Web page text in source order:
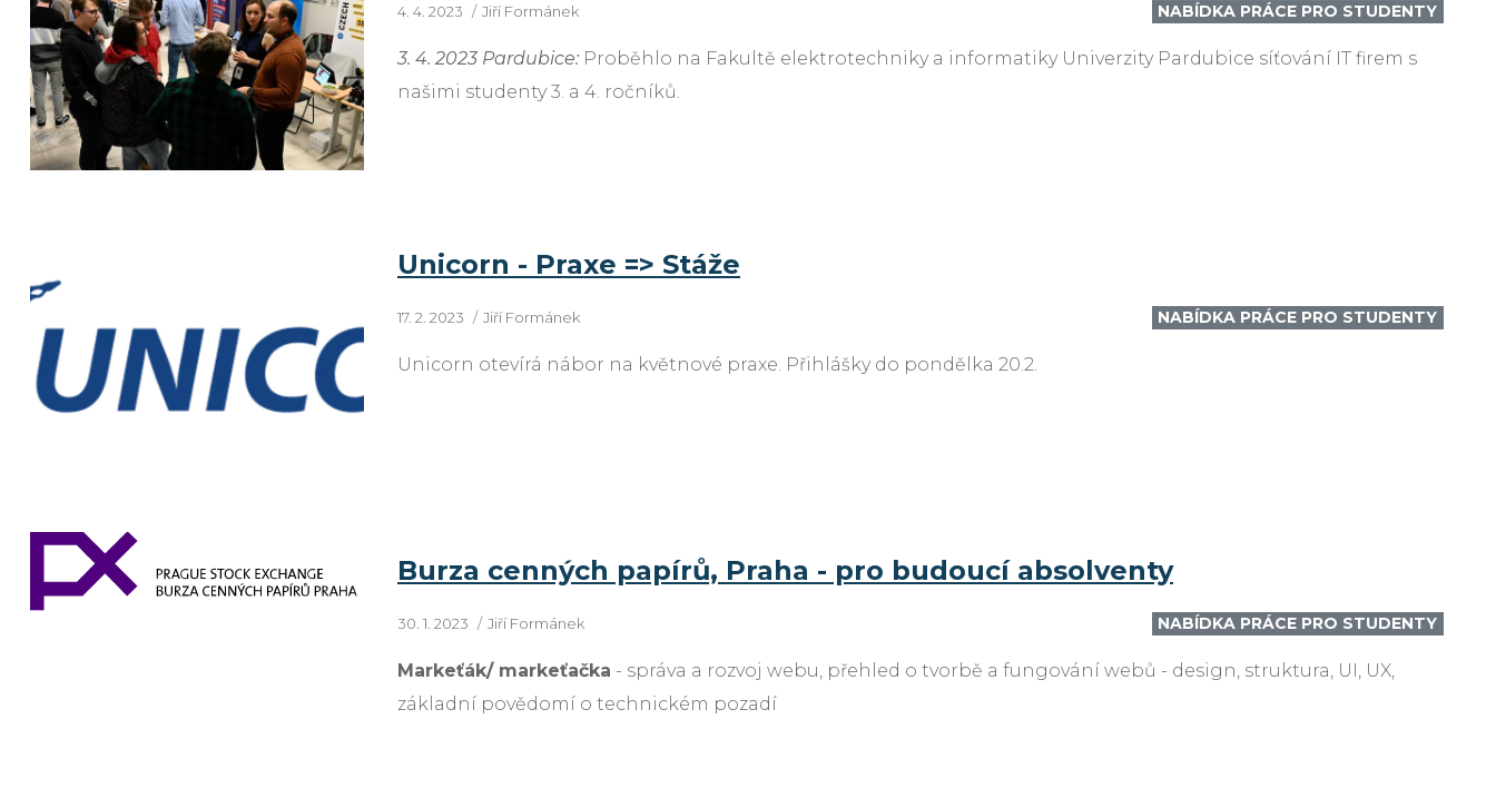
4. 4. 2023 Jiří Formánek NABÍDKA PRÁCE PRO STUDENTY
3. 4. 2023 Pardubice: Proběhlo na Fakultě elektrotechniky a informatiky Univerzity Pardubice síťování IT firem s
našimi studenty 3. a 4. ročníků.
Unicorn - Praxe => Stáže
17. 2. 2023 Jiří Formánek NABÍDKA PRÁCE PRO STUDENTY
Unicorn otevírá nábor na květnové praxe. Přihlášky do pondělka 20.2.
Burza cenných papírů, Praha - pro budoucí absolventy
30. 1. 2023 Jiří Formánek NABÍDKA PRÁCE PRO STUDENTY
Markeťák/ markeťačka - správa a rozvoj webu, přehled o tvorbě a fungování webů - design, struktura, UI, UX,
základní povědomí o technickém pozadí